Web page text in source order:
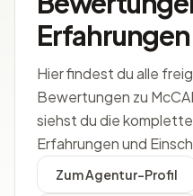
Erfahrungen
Hier findest du alle
Bewertungen zu
siehst du die komplette
Erfahrungen und
Zum Agentur-Profil